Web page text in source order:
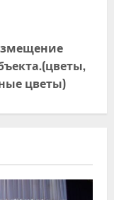
цветы)